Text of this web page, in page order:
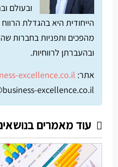
ובעולם
הייחודית היא בהגדלת
מהפכים ותפניות בחברות
ובהעברתן לרווחיות.
אתר: excellence.co.il
excellence.co.il
עוד מאמרים